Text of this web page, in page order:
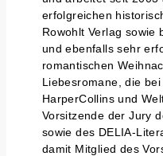
erfolgreichen
Rowohlt Verlag sowie
und ebenfalls sehr
romantischen
Liebesromane, die bei
HarperCollins und
Vorsitzende der Jury
sowie des DELIA-
damit Mitglied des